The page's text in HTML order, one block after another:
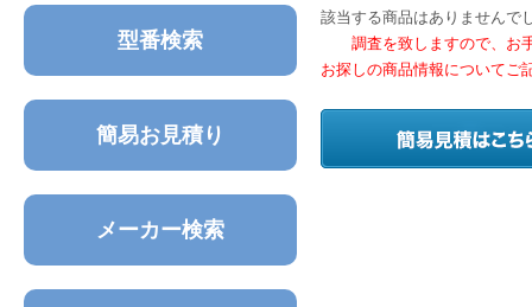
該当する商品はありませんで
調査を致しますので、お
お探しの商品情報についてご
型番検索
簡易お見積り
メーカー検索